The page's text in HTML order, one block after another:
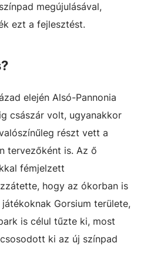
megújulásával,
ezt a fejlesztést.
elején Alsó-Pannonia
császár volt, ugyanakkor
részt vett a
tervezőként is. Az ő
fémjelzett
hogy az ókorban is
Gorsium területe,
is célul tűzte ki, most
ki az új színpad